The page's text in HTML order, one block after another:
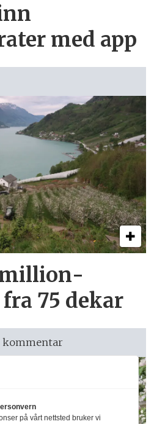
med app
million­
75 dekar
kommentar
på vårt nettsted bruker vi